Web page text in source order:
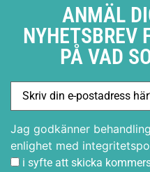
ANMÄL
NYHETSBREV
PÅ VAD
Jag godkänner
enlighet med
i syfte att skicka